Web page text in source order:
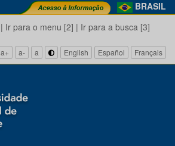
BRASIL
| Ir para o menu [2] | Ir para a busca [3]
a+ a- a English Español Français